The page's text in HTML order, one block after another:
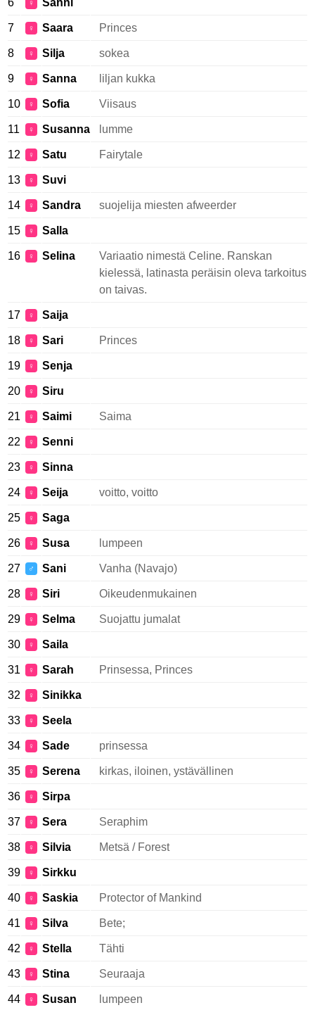
6 ♀ Sanni
7 ♀ Saara Princes
8 ♀ Silja sokea
9 ♀ Sanna liljan kukka
10 ♀ Sofia Viisaus
11 ♀ Susanna lumme
12 ♀ Satu Fairytale
13 ♀ Suvi
14 ♀ Sandra suojelija miesten afweerder
15 ♀ Salla
16 ♀ Selina
Variaatio nimestä Celine. Ranskan
kielessä, latinasta peräisin oleva tarkoitus
on taivas.
17 ♀ Saija
18 ♀ Sari Princes
19 ♀ Senja
20 ♀ Siru
21 ♀ Saimi Saima
22 ♀ Senni
23 ♀ Sinna
24 ♀ Seija voitto, voitto
25 ♀ Saga
26 ♀ Susa lumpeen
27 ♂ Sani Vanha (Navajo)
28 ♀ Siri Oikeudenmukainen
29 ♀ Selma Suojattu jumalat
30 ♀ Saila
31 ♀ Sarah Prinsessa, Princes
32 ♀ Sinikka
33 ♀ Seela
34 ♀ Sade prinsessa
35 ♀ Serena kirkas, iloinen, ystävällinen
36 ♀ Sirpa
37 ♀ Sera Seraphim
38 ♀ Silvia Metsä / Forest
39 ♀ Sirkku
40 ♀ Saskia Protector of Mankind
41 ♀ Silva Bete;
42 ♀ Stella Tähti
43 ♀ Stina Seuraaja
44 ♀ Susan lumpeen